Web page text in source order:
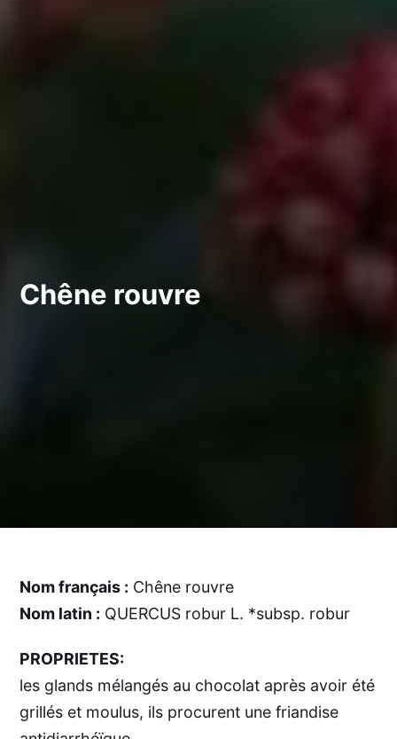
Chêne rouvre
Nom français : Chêne rouvre
Nom latin : QUERCUS robur L. *subsp. robur
PROPRIETES:
les glands mélangés au chocolat après avoir été
grillés et moulus, ils procurent une friandise